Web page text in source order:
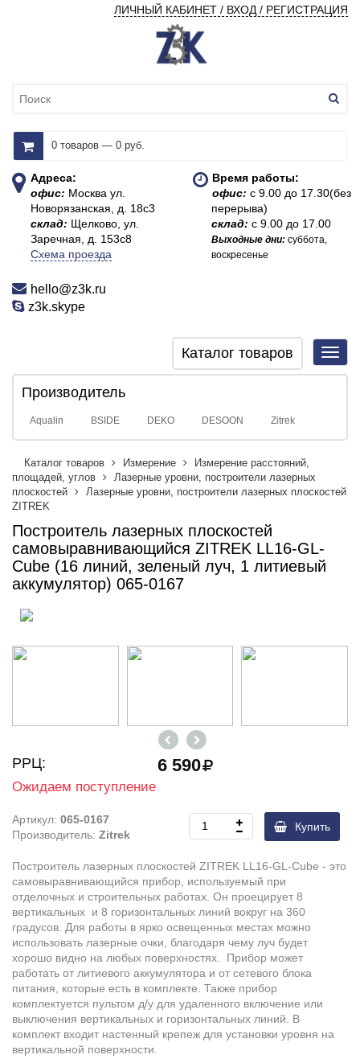
ЛИЧНЫЙ КАБИНЕТ / ВХОД / РЕГИСТРАЦИЯ
0 товаров — 0 руб.
Адреса:
офис: Москва ул.
Новорязанская, д. 18с3
склад: Щелково, ул.
Заречная, д. 153с8
Схема проезда
Время работы:
офис:с 9.00 до 17.30(без
перерыва)
склад:с 9.00 до 17.00
Выходные дни:суббота,
воскресенье
hello@z3k.ru
z3k.skype
Каталог товаров
Производитель
Aqualin BSIDE DEKO DESOON Zitrek
Каталог товаров Измерение
Измерение расстояний,
площадей, углов
Лазерные уровни, построители лазерных
плоскостей
Лазерные уровни, построители лазерных плоскостей
ZITREK
Построитель лазерных плоскостей
самовыравнивающийся ZITREK LL16-GL-
Cube (16 линий, зеленый луч, 1 литиевый
аккумулятор) 065-0167
РРЦ: 6 590
Ожидаем поступление
Артикул: 065-0167
Производитель: Zitrek
Купить
Построитель лазерных плоскостей ZITREK LL16-GL-Cube - это
самовыравнивающийся прибор, используемый при
отделочных и строительных работах. Он проецирует 8
вертикальных и 8 горизонтальных линий вокруг на 360
градусов. Для работы в ярко освещенных местах можно
использовать лазерные очки, благодаря чему луч будет
хорошо видно на любых поверхностях. Прибор может
работать от литиевого аккумулятора и от сетевого блока
питания, которые есть в комплекте. Также прибор
комплектуется пультом д/у для удаленного включение или
выключения вертикальных и горизонтальных линий. В
комплект входит настенный крепеж для установки уровня на
вертикальной поверхности.